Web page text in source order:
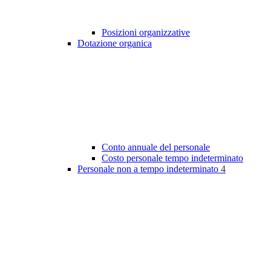
Posizioni organizzative
Dotazione organica
Conto annuale del personale
Costo personale tempo indeterminato
Personale non a tempo indeterminato 4